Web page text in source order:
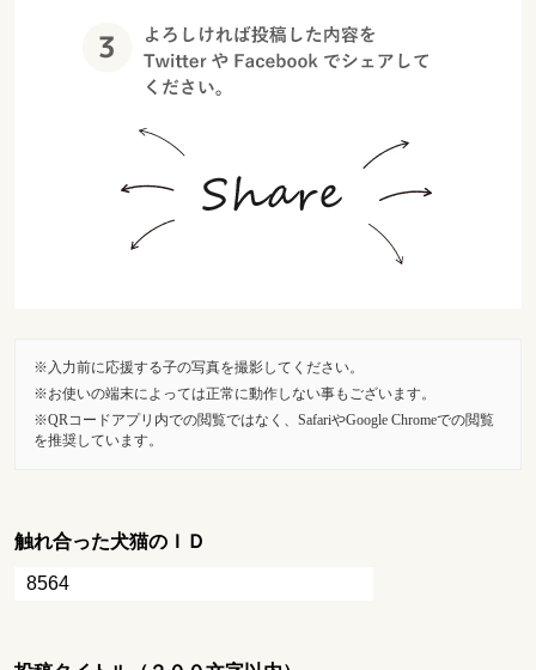
入力前に応援する子の写真を撮影してください。
お使いの端末によっては正常に動作しない事もございます。
QRコードアプリ内での閲覧ではなく、SafariやGoogle Chromeでの閲覧
を推奨しています。
触れ合った犬猫のＩＤ